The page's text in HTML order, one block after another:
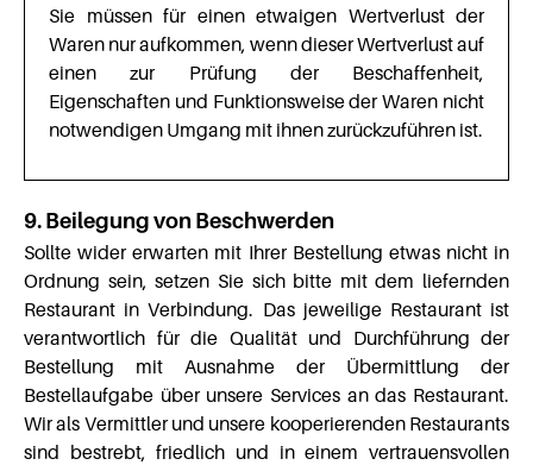
Sie müssen für einen etwaigen Wertverlust der
Waren nur aufkommen, wenn dieser Wertverlust auf
einen zur Prüfung der Beschaffenheit,
Eigenschaften und Funktionsweise der Waren nicht
notwendigen Umgang mit ihnen zurückzuführen ist.
9. Beilegung von Beschwerden
Sollte wider erwarten mit Ihrer Bestellung etwas nicht in
Ordnung sein, setzen Sie sich bitte mit dem liefernden
Restaurant in Verbindung. Das jeweilige Restaurant ist
verantwortlich für die Qualität und Durchführung der
Bestellung mit Ausnahme der Übermittlung der
Bestellaufgabe über unsere Services an das Restaurant.
Wir als Vermittler und unsere kooperierenden Restaurants
sind bestrebt, friedlich und in einem vertrauensvollen